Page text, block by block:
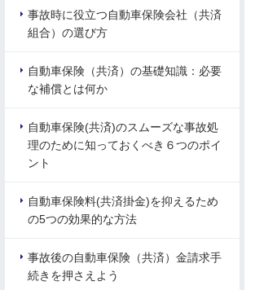
事故時に役立つ自動車保険会社（共済
組合）の選び方
自動車保険（共済）の基礎知識：必要
な補償とは何か
自動車保険(共済)のスムーズな事故処
理のために知っておくべき６つのポイ
ント
自動車保険料(共済掛金)を抑えるため
の5つの効果的な方法
事故後の自動車保険（共済）金請求手
続きを押さえよう